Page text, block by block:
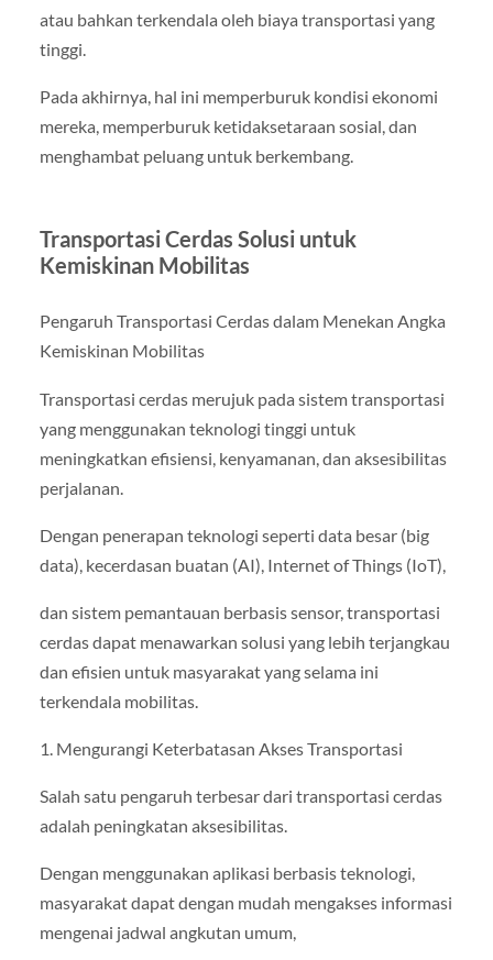
atau bahkan terkendala oleh biaya transportasi yang
tinggi.
Pada akhirnya, hal ini memperburuk kondisi ekonomi
mereka, memperburuk ketidaksetaraan sosial, dan
menghambat peluang untuk berkembang.
Transportasi Cerdas Solusi untuk
Kemiskinan Mobilitas
Pengaruh Transportasi Cerdas dalam Menekan Angka
Kemiskinan Mobilitas
Transportasi cerdas merujuk pada sistem transportasi
yang menggunakan teknologi tinggi untuk
meningkatkan efisiensi, kenyamanan, dan aksesibilitas
perjalanan.
Dengan penerapan teknologi seperti data besar (big
data), kecerdasan buatan (AI), Internet of Things (IoT),
dan sistem pemantauan berbasis sensor, transportasi
cerdas dapat menawarkan solusi yang lebih terjangkau
dan efisien untuk masyarakat yang selama ini
terkendala mobilitas.
1. Mengurangi Keterbatasan Akses Transportasi
Salah satu pengaruh terbesar dari transportasi cerdas
adalah peningkatan aksesibilitas.
Dengan menggunakan aplikasi berbasis teknologi,
masyarakat dapat dengan mudah mengakses informasi
mengenai jadwal angkutan umum,